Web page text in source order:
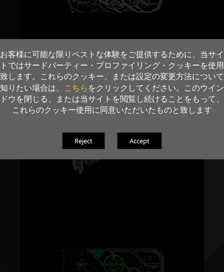
お客様に可能な限りベストな体験をご提供するために、当サイ
トではサードパーティー・プロファイリング・クッキーを使用
致します。これらのクッキー、または設定の変更方法について
知りたい場合は、
こちら をクリックしてください。このウイン
ドウを閉じる、または当サイトを閲覧し続けることをもって、
これらのクッキー使用に同意いただいたものと致します